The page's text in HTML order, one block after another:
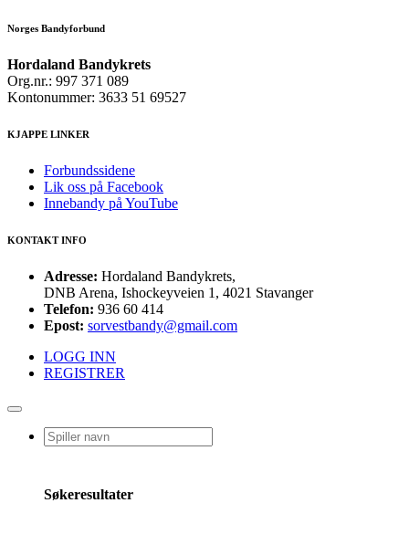
Norges Bandyforbund
Hordaland Bandykrets
Org.nr.: 997 371 089
Kontonummer: 3633 51 69527
KJAPPE LINKER
Forbundssidene
Lik oss på Facebook
Innebandy på YouTube
KONTAKT INFO
Adresse: Hordaland Bandykrets,
DNB Arena, Ishockeyveien 1, 4021 Stavanger
Telefon: 936 60 414
Epost: sorvestbandy@gmail.com
LOGG INN
REGISTRER
Søkeresultater